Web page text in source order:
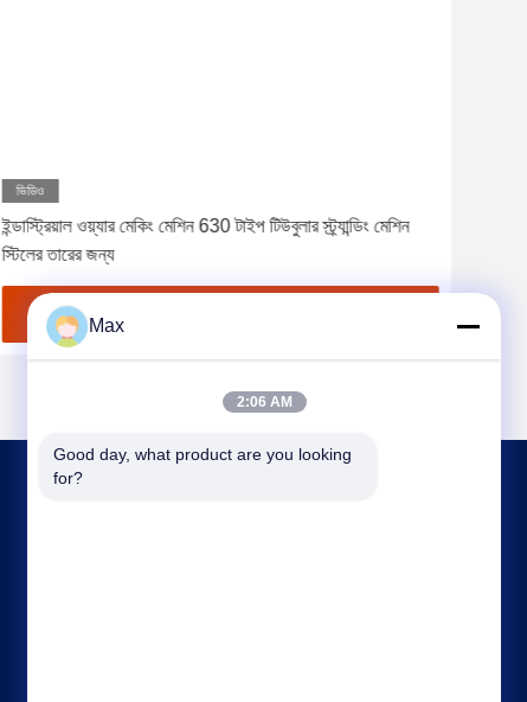
ভিডিও
ইন্ডাস্ট্রিয়াল ওয়্যার মেকিং মেশিন 630 টাইপ টিউবুলার স্ট্র্যান্ডিং মেশিন
স্টিলের তারের জন্য
Max
2:06 AM
Good day, what product are you looking
for?